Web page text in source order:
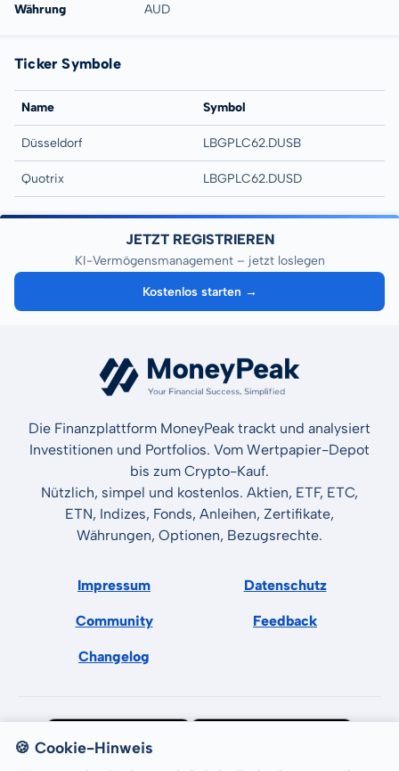
Währung AUD
Ticker Symbole
Name Symbol
Düsseldorf LBGPLC62.DUSB
Quotrix LBGPLC62.DUSD
JETZT REGISTRIEREN
KI-Vermögensmanagement – jetzt loslegen
Kostenlos starten →
Die Finanzplattform MoneyPeak trackt und analysiert
Investitionen und Portfolios. Vom Wertpapier-Depot
bis zum Crypto-Kauf.
Nützlich, simpel und kostenlos. Aktien, ETF, ETC,
ETN, Indizes, Fonds, Anleihen, Zertifikate,
Währungen, Optionen, Bezugsrechte.
Impressum Datenschutz
Community Feedback
Changelog
🍪 Cookie-Hinweis